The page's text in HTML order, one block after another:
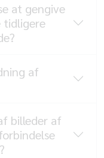
at gengive
tidligere
af
billeder af